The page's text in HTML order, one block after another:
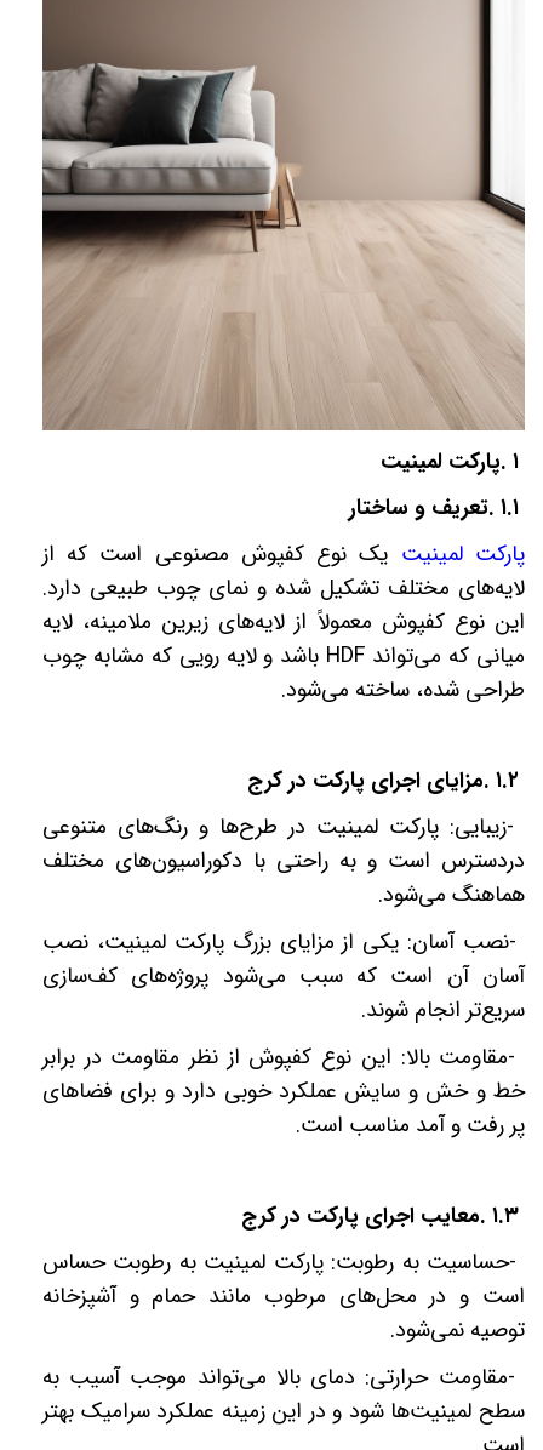
۱ .پارکت لمینیت
۱.۱ .تعریف و ساختار
پارکت لمینیت یک نوع کفپوش مصنوعی است که از
لایه‌های مختلف تشکیل شده و نمای چوب طبیعی دارد.
این نوع کفپوش معمولاً از لایه‌های زیرین ملامینه، لایه
میانی که می‌تواند HDF باشد و لایه رویی که مشابه چوب
طراحی شده، ساخته می‌شود.
۱.۲ .مزایای اجرای پارکت در کرج
-زیبایی: پارکت لمینیت در طرح‌ها و رنگ‌های متنوعی
دردسترس است و به راحتی با دکوراسیون‌های مختلف
هماهنگ می‌شود.
-نصب آسان: یکی از مزایای بزرگ پارکت لمینیت، نصب
آسان آن است که سبب می‌شود پروژه‌های کف‌سازی
سریع‌تر انجام شوند.
-مقاومت بالا: این نوع کفپوش از نظر مقاومت در برابر
خط و خش و سایش عملکرد خوبی دارد و برای فضاهای
پر رفت و آمد مناسب است.
۱.۳ .معایب اجرای پارکت در کرج
-حساسیت به رطوبت: پارکت لمینیت به رطوبت حساس
است و در محل‌های مرطوب مانند حمام و آشپزخانه
توصیه نمی‌شود.
-مقاومت حرارتی: دمای بالا می‌تواند موجب آسیب به
سطح لمینیت‌ها شود و در این زمینه عملکرد سرامیک بهتر